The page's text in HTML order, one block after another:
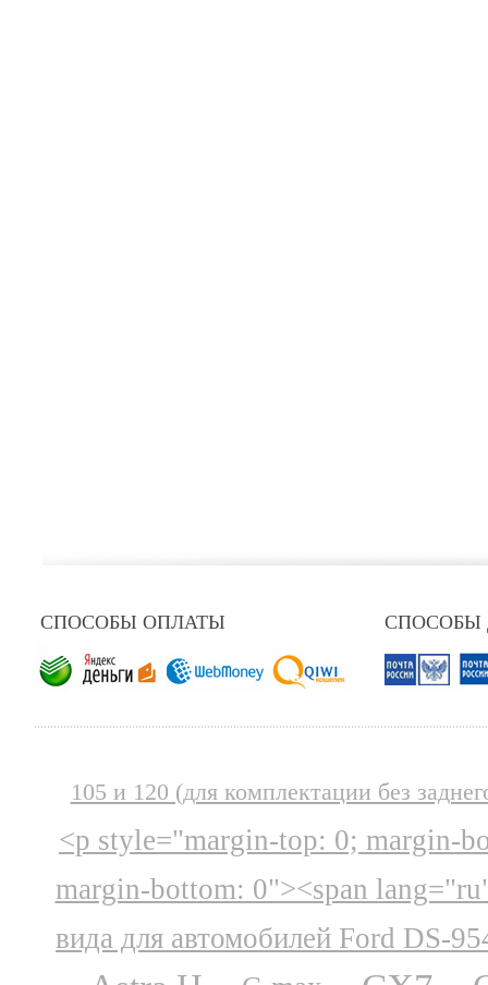
СПОСОБЫ ОПЛАТЫ СПОСОБЫ
105 и 120 (для комплектации без
<p style="margin-top: 0; margin-
margin-bottom: 0"><span
вида для автомобилей Ford DS-